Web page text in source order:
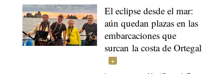
El eclipse desde el mar:
aún quedan plazas en las
embarcaciones que
surcan la costa de Ortegal